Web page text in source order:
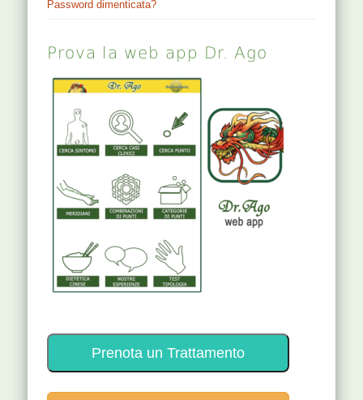
Password dimenticata?
Prova la web app Dr. Ago
Prenota un Trattamento